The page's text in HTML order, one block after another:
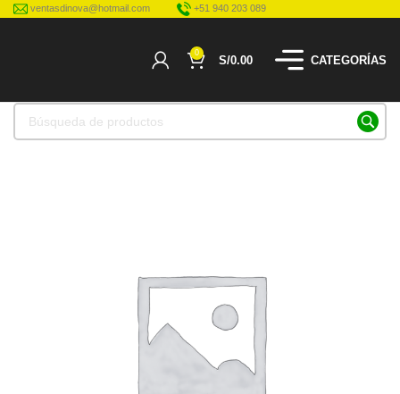
ventasdinova@hotmail.com +51 940 203 089
0
S/0.00 CATEGORÍAS